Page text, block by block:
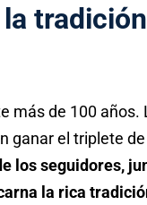
más de 100
ganar el triplete de
los seguidores,
la rica